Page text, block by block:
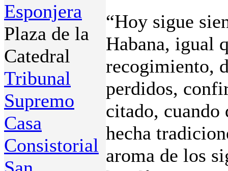
Esponjera
Plaza de la
Catedral
Tribunal
Supremo
Casa
Consistorial
“Hoy sigue
Habana, igual
recogimiento,
perdidos,
citado, cuando
hecha
aroma de los